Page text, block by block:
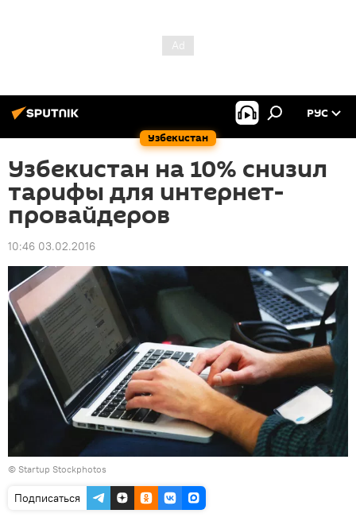
Узбекистан
РУС
Узбекистан на 10% снизил
тарифы для интернет-
провайдеров
10:46 03.02.2016
© Startup Stockphotos
Подписаться